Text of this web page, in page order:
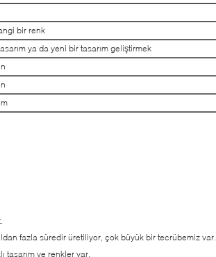
bir renk
ya da yeni bir tasarım geliştirmek
fazla süredir üretiliyor, çok büyük bir tecrübemiz var.
tasarım ve renkler var.